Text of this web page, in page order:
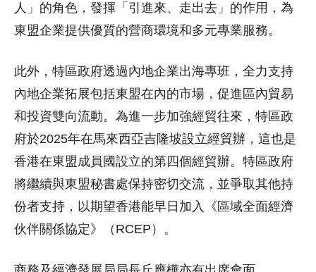
人」的角色，發揮「引進來、走出去」的作用，為
東盟企業提供優質的營商環境和多元專業服務。
此外，特區政府透過內地企業出海專班，全力支持
內地企業拓展包括東盟在內的市場，促進區內貿易
和投資雙向流動。為進一步加強經貿往來，特區政
府於2025年在馬來西亞吉隆坡設立經貿辦，這也是
香港在東盟成員國設立的第四個經貿辦。特區政府
將繼續與東盟秘書處保持密切交流，並爭取其他持
份者支持，以期望香港能早日加入《區域全面經濟
伙伴關係協定》（RCEP）。